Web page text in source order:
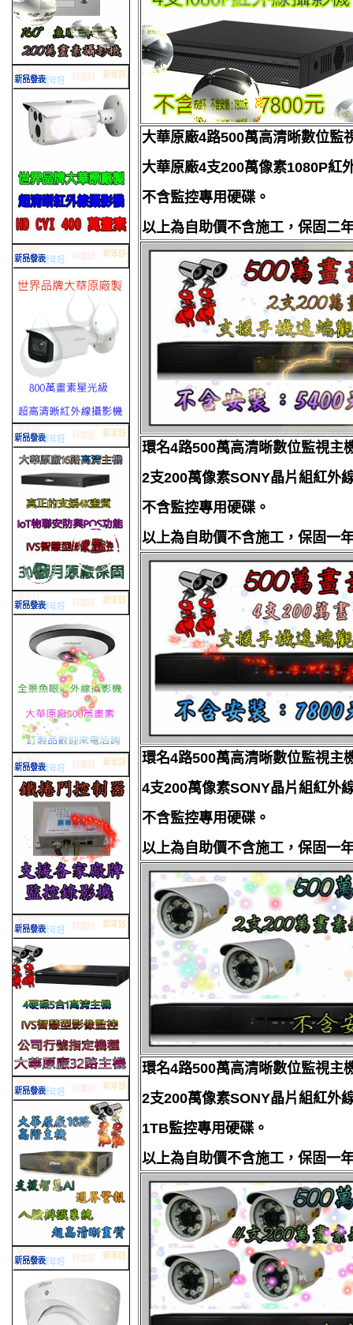
大華原廠4路500萬高清晰數位監
大華原廠4支200萬像素1080P紅
不含監控專用硬碟。
以上為自助價不含施工，保固二
環名4路500萬高清晰數位監視主
2支200萬像素SONY晶片組紅外
不含監控專用硬碟。
以上為自助價不含施工，保固一
環名4路500萬高清晰數位監視主
4支200萬像素SONY晶片組紅外
不含監控專用硬碟。
以上為自助價不含施工，保固一
環名4路500萬高清晰數位監視主
2支200萬像素SONY晶片組紅外
1TB監控專用硬碟。
以上為自助價不含施工，保固一